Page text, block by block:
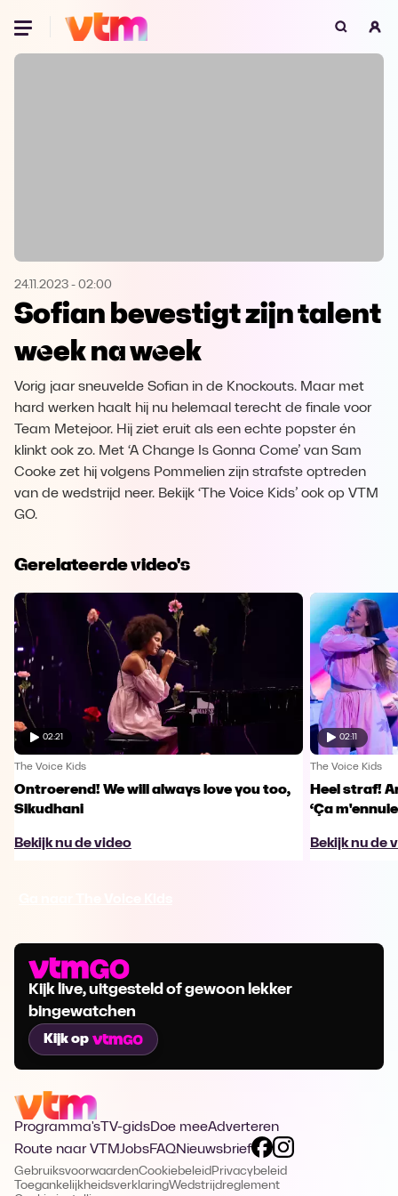
Oeps, browser niet ondersteund
Microsoft Edge Download
Opera
24.11.2023 - 02:00
Sofian bevestigt zijn talent
week na week
Vorig jaar sneuvelde Sofian in de Knockouts. Maar met
hard werken haalt hij nu helemaal terecht de finale voor
Team Metejoor. Hij ziet eruit als een echte popster én
klinkt ook zo. Met ‘A Change Is Gonna Come’ van Sam
Cooke zet hij volgens Pommelien zijn strafste optreden
van de wedstrijd neer. Bekijk ‘The Voice Kids’ ook op VTM
GO.
Gerelateerde video's
02:21
The Voice Kids
Ontroerend! We will always love you too,
Sikudhani
Bekijk nu de video
02:11
The Voice Kids
Heel straf!
‘Ça
Bekijk nu de
Kijk live, uitgesteld of gewoon lekker
bingewatchen
Kijk op
Programma's TV-gidsDoe meeAdverteren
Route naar VTMJobsFAQNieuwsbrief
GebruiksvoorwaardenCookiebeleid Privacybeleid
ToegankelijkheidsverklaringWedstrijdreglement